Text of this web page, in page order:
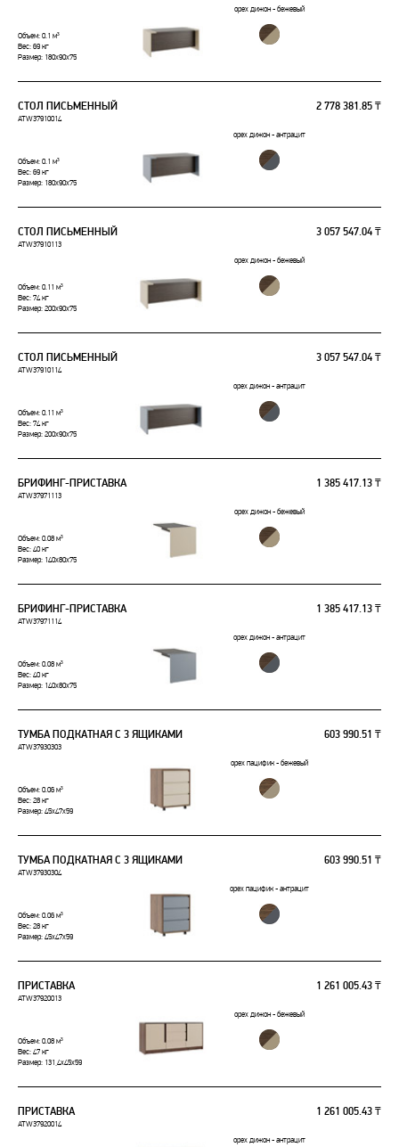
орех дижон - бежевый
Объем: 0.1 м³
Вес: 69 кг
Размер: 180x90x75
СТОЛ ПИСЬМЕННЫЙ 2 778 381.85 ₸
ATW37910014
орех дижон - антрацит
Объем: 0.1 м³
Вес: 69 кг
Размер: 180x90x75
СТОЛ ПИСЬМЕННЫЙ 3 057 547.04 ₸
ATW37910113
орех дижон - бежевый
Объем: 0.11 м³
Вес: 74 кг
Размер: 200x90x75
СТОЛ ПИСЬМЕННЫЙ 3 057 547.04 ₸
ATW37910114
орех дижон - антрацит
Объем: 0.11 м³
Вес: 74 кг
Размер: 200x90x75
БРИФИНГ-ПРИСТАВКА 1 385 417.13 ₸
ATW37971113
орех дижон - бежевый
Объем: 0.08 м³
Вес: 40 кг
Размер: 140x80x75
БРИФИНГ-ПРИСТАВКА 1 385 417.13 ₸
ATW37971114
орех дижон - антрацит
Объем: 0.08 м³
Вес: 40 кг
Размер: 140x80x75
ТУМБА ПОДКАТНАЯ С 3 ЯЩИКАМИ 603 990.51 ₸
ATW37930303
орех пацифик - бежевый
Объем: 0.06 м³
Вес: 28 кг
Размер: 45x47x59
ТУМБА ПОДКАТНАЯ С 3 ЯЩИКАМИ 603 990.51 ₸
ATW37930304
орех пацифик - антрацит
Объем: 0.06 м³
Вес: 28 кг
Размер: 45x47x59
ПРИСТАВКА 1 261 005.43 ₸
ATW37920013
орех дижон - бежевый
Объем: 0.08 м³
Вес: 47 кг
Размер: 131,4x45x59
ПРИСТАВКА 1 261 005.43 ₸
ATW37920014
орех дижон - антрацит